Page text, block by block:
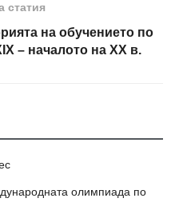
статия
на обучението по
– началото на ХХ в.
олимпиада по